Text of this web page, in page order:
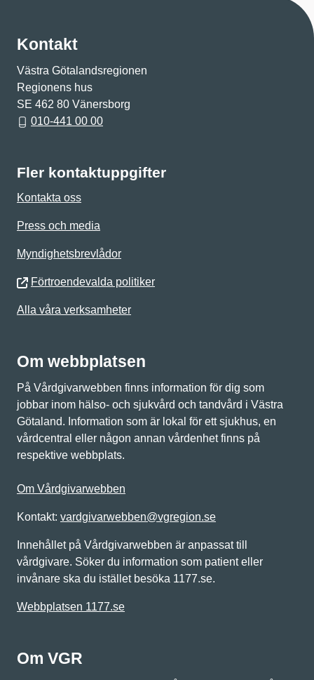
Kontakt
Västra Götalandsregionen
Regionens hus
SE 462 80 Vänersborg
010-441 00 00
Fler kontaktuppgifter
Kontakta oss
Press och media
Myndighetsbrevlådor
Förtroendevalda politiker
Alla våra verksamheter
Om webbplatsen
På Vårdgivarwebben finns information för dig som
jobbar inom hälso- och sjukvård och tandvård i Västra
Götaland. Information som är lokal för ett sjukhus, en
vårdcentral eller någon annan vårdenhet finns på
respektive webbplats.
Om Vårdgivarwebben
Kontakt: vardgivarwebben@vgregion.se
Innehållet på Vårdgivarwebben är anpassat till
vårdgivare. Söker du information som patient eller
invånare ska du istället besöka 1177.se.
Webbplatsen 1177.se
Om VGR